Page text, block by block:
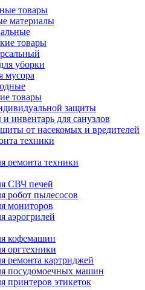
товары
материалы
товары
уборки
мусора
товары
защиты
инвентарь для санузлов
от насекомых и вредителей
техники
ремонта техники
СВЧ печей
робот пылесосов
мониторов
аэрогрилей
кофемашин
оргтехники
ремонта картриджей
посудомоечных машин
принтеров этикеток